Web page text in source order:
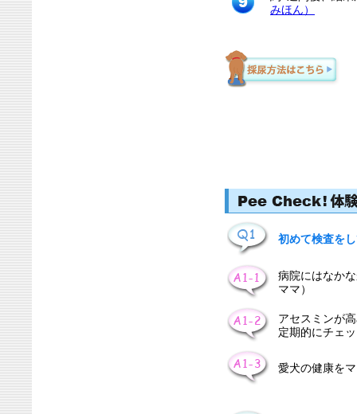
みほん）
初めて検査を
病院にはなか
ママ）
アセスミンが
定期的にチェ
愛犬の健康を